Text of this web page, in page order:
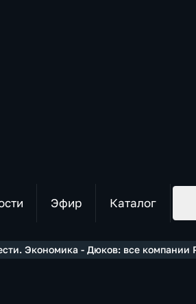
Эфир Каталог
Экономика - Дюков: все компании